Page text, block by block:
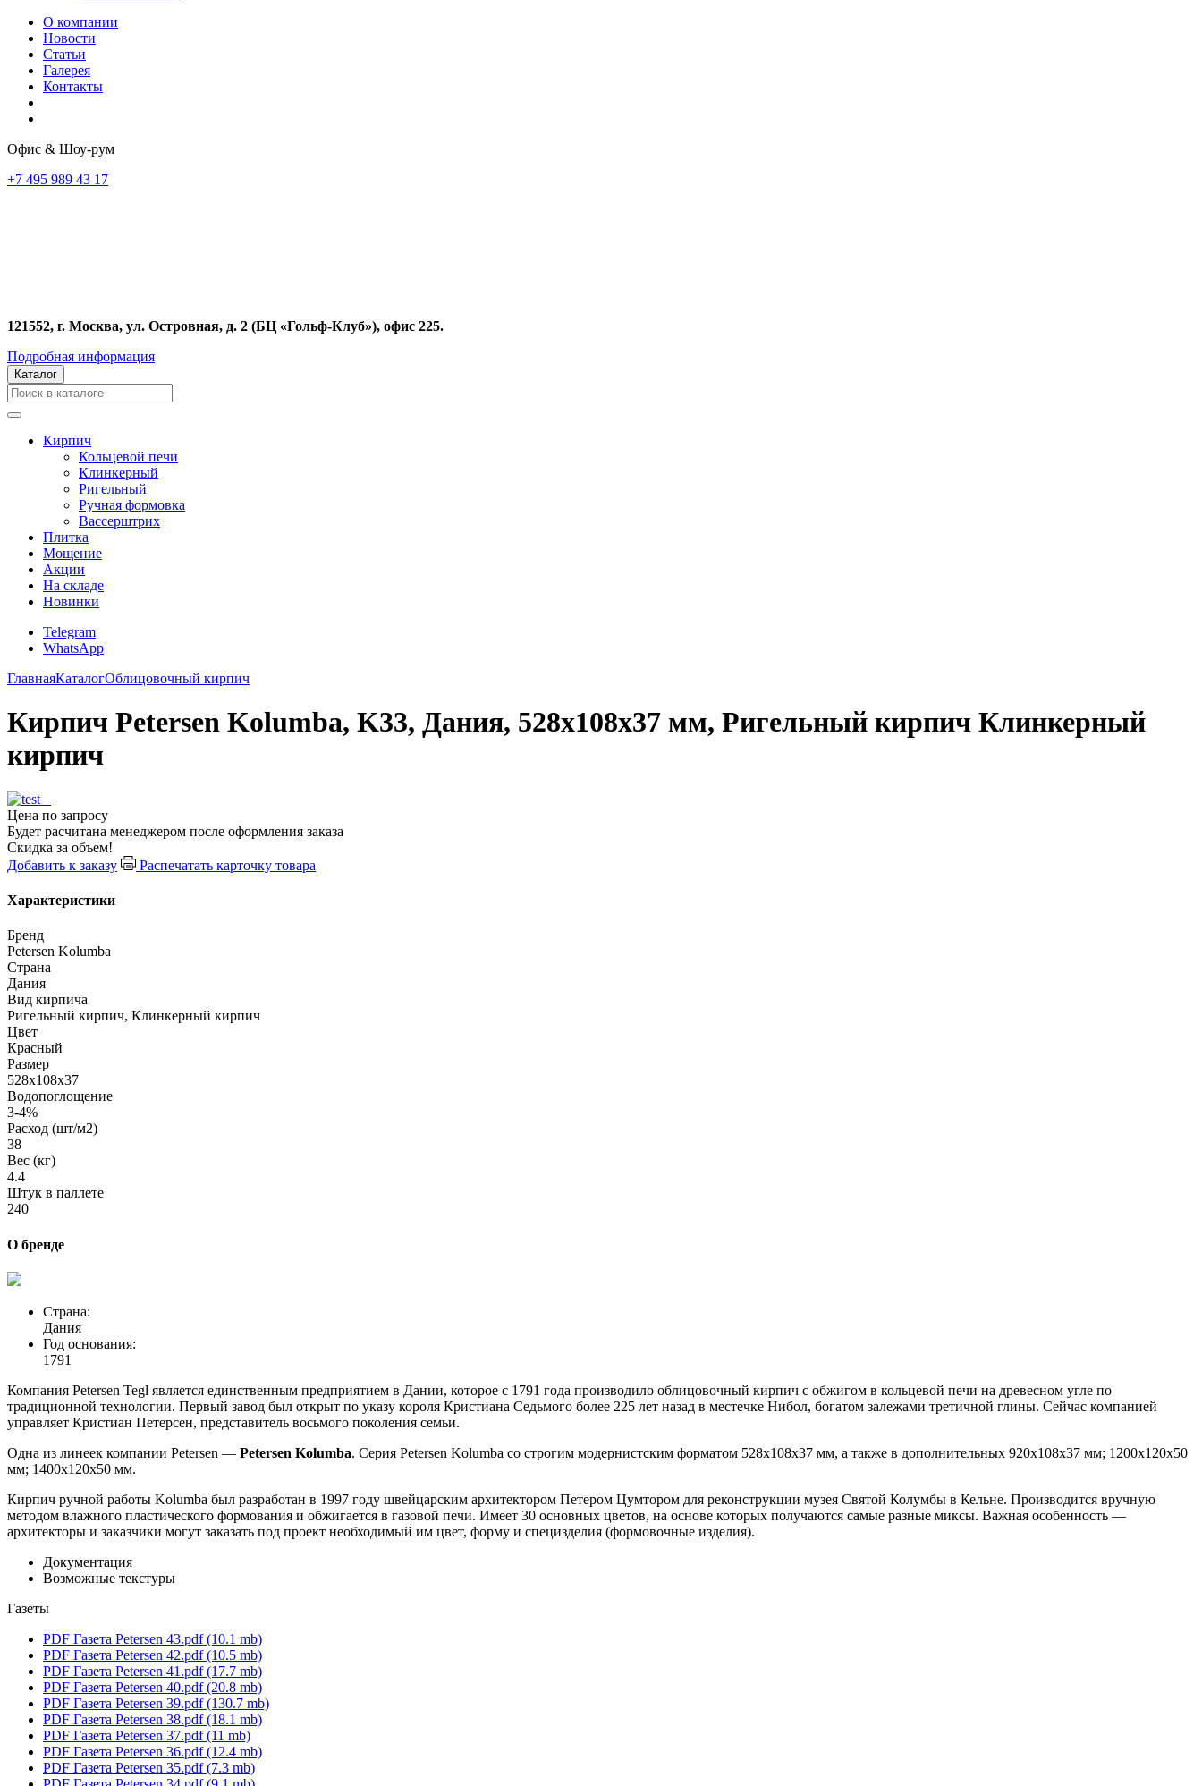
О компании
Новости
Статьи
Галерея
Контакты
Офис & Шоу-рум
+7 495 989 43 17
121552, г. Москва, ул. Островная, д. 2 (БЦ «Гольф-Клуб»), офис 225.
Подробная информация
Каталог
Кирпич
Кольцевой печи
Клинкерный
Ригельный
Ручная формовка
Вассерштрих
Плитка
Мощение
Акции
На складе
Новинки
Telegram
WhatsApp
ГлавнаяКаталогОблицовочный кирпич
Кирпич Petersen Kolumba, K33, Дания, 528x108x37 мм, Ригельный кирпич Клинкерный
кирпич
Цена по запросу
Будет расчитана менеджером после оформления заказа
Скидка за объем!
Добавить к заказу
Распечатать карточку товара
Характеристики
Бренд
Petersen Kolumba
Страна
Дания
Вид кирпича
Ригельный кирпич, Клинкерный кирпич
Цвет
Красный
Размер
528x108x37
Водопоглощение
3-4%
Расход (шт/м2)
38
Вес (кг)
4.4
Штук в паллете
240
О бренде
Страна:
Дания
Год основания:
1791
Компания Petersen Tegl является единственным предприятием в Дании, которое с 1791 года производило облицовочный кирпич с обжигом в кольцевой печи на древесном угле по
традиционной технологии. Первый завод был открыт по указу короля Кристиана Седьмого более 225 лет назад в местечке Нибол, богатом залежами третичной глины. Сейчас компанией
управляет Кристиан Петерсен, представитель восьмого поколения семьи.
Одна из линеек компании Petersen — Petersen Kolumba. Серия Petersen Kolumba со строгим модернистским форматом 528х108х37 мм, а также в дополнительных 920х108х37 мм; 1200х120х50
мм; 1400х120х50 мм.
Кирпич ручной работы Kolumba был разработан в 1997 году швейцарским архитектором Петером Цумтором для реконструкции музея Святой Колумбы в Кельне. Производится вручную
методом влажного пластического формования и обжигается в газовой печи. Имеет 30 основных цветов, на основе которых получаются самые разные миксы. Важная особенность —
архитекторы и заказчики могут заказать под проект необходимый им цвет, форму и специзделия (формовочные изделия).
Документация
Возможные текстуры
Газеты
PDF Газета Petersen 43.pdf (10.1 mb)
PDF Газета Petersen 42.pdf (10.5 mb)
PDF Газета Petersen 41.pdf (17.7 mb)
PDF Газета Petersen 40.pdf (20.8 mb)
PDF Газета Petersen 39.pdf (130.7 mb)
PDF Газета Petersen 38.pdf (18.1 mb)
PDF Газета Petersen 37.pdf (11 mb)
PDF Газета Petersen 36.pdf (12.4 mb)
PDF Газета Petersen 35.pdf (7.3 mb)